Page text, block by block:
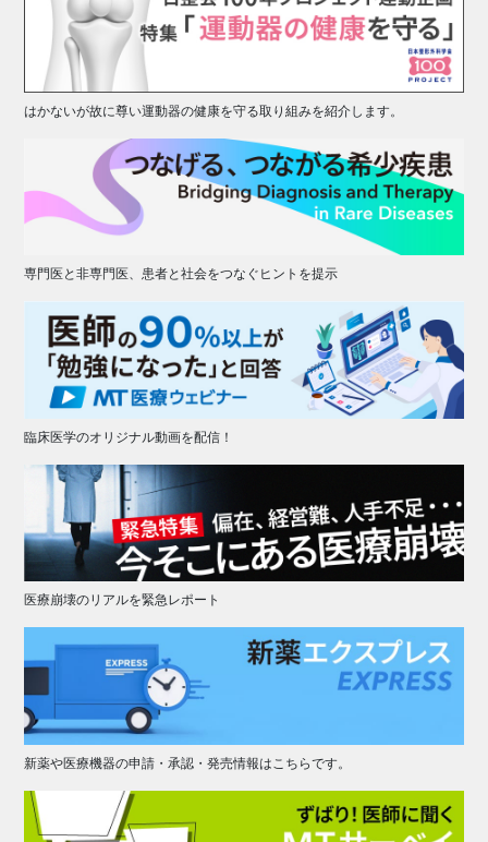
はかないが故に尊い運動器の健康を守る取り組みを紹介します。
専門医と非専門医、患者と社会をつなぐヒントを提示
臨床医学のオリジナル動画を配信！
医療崩壊のリアルを緊急レポート
新薬や医療機器の申請・承認・発売情報はこちらです。